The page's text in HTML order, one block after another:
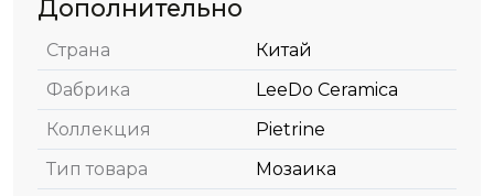
Дополнительно
Страна
Китай
Фабрика
LeeDo Ceramica
Коллекция
Pietrine
Тип товара
Мозаика